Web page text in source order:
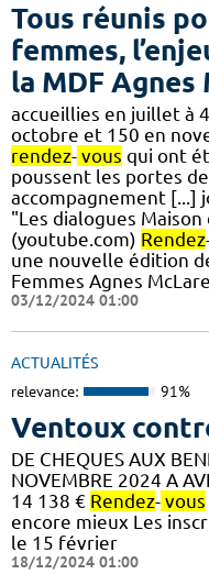
Tous réunis
femmes,
la MDF Agnes
accueillies en juillet à
octobre et 150 en
rendez- vous qui ont
poussent les portes
accompagnement [...]
"Les dialogues Maison
(youtube.com) Rendez
une nouvelle édition
Femmes Agnes
03/12/2024 01:00
ACTUALITÉS
relevance: 91%
Ventoux
DE CHEQUES AUX
NOVEMBRE 2024 A
14 138 € Rendez- vous
encore mieux Les
le 15 février
18/12/2024 01:00